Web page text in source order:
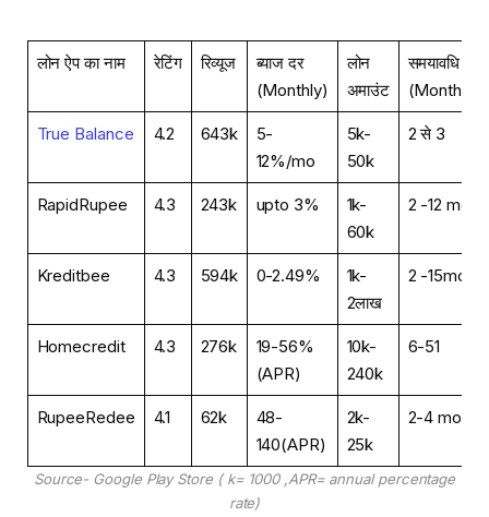
लोन ऐप का नाम रेटिंग रिव्यूज
ब्याज दर
(Monthly)
लोन
अमाउंट
समयावधि
(Monthly)
True Balance 4.2 643k
5-
12%/mo
5k-
50k
2 से 3
RapidRupee 4.3 243k upto 3%
1k-
60k
2 -12 mo
Kreditbee 4.3 594k 0-2.49%
1k-
2लाख
2 -15mo
Homecredit 4.3 276k
19-56%
(APR)
10k-
240k
6-51
RupeeRedee 4.1 62k
48-
140(APR)
2k-
25k
2-4 mo
Source- Google Play Store ( k= 1000 ,APR= annual percentage
rate)